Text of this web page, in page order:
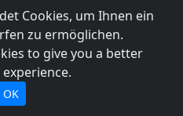
Cookies, um Ihnen ein
zu ermöglichen.
to give you a better
OK